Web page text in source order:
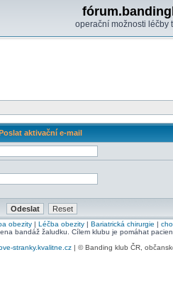
operační možnosti léčby
aktivační e-mail
obezity| Léčba obezity| Bariatrická chirurgie |
bandáž žaludku. Cílem klubu je pomáhat
stranky.kvalitne.cz| © Banding klub ČR,